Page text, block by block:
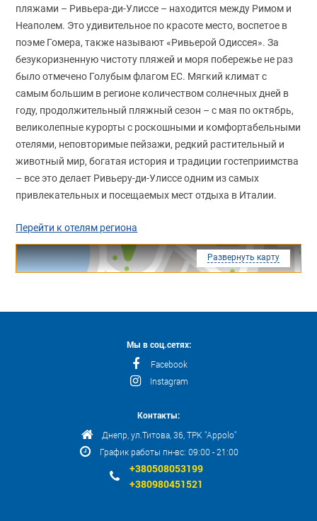
пляжами – Ривьера-ди-Улиссе – находится между Римом и
Неаполем. Это удивительное по красоте место, воспетое в
поэме Гомера, также называют «Ривьерой Одиссея». За
безукоризненную чистоту пляжей и моря побережье не раз
было отмечено Голубым флагом ЕС. Мягкий климат с
самым большим в регионе количеством солнечных дней в
году, продолжительный пляжный сезон – с мая по октябрь,
великолепные курорты с роскошными и комфортабельными
отелями, неповторимые пейзажи, редкий растительный и
животный мир, богатая история и традиции гостеприимства
– все это делает Ривьеру-ди-Улиссе одним из самых
привлекательных и посещаемых мест отдыха в Италии.
Перейти к отелям региона
Развернуть карту
Мы в соц.сетях:
Facebook
Instagram
Контакты:
Днепр, ул.Титова, 36, ТРК "Appolo"
График работы пн-вс: 09:00 - 21:00
+380508053199
+380980451521